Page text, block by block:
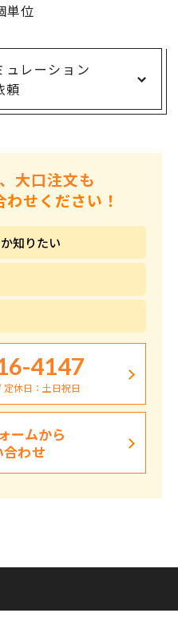
単位
ュレーション
頼
大口注文も
せください！
知りたい
4147
休日：土日祝日
ームから
わせ